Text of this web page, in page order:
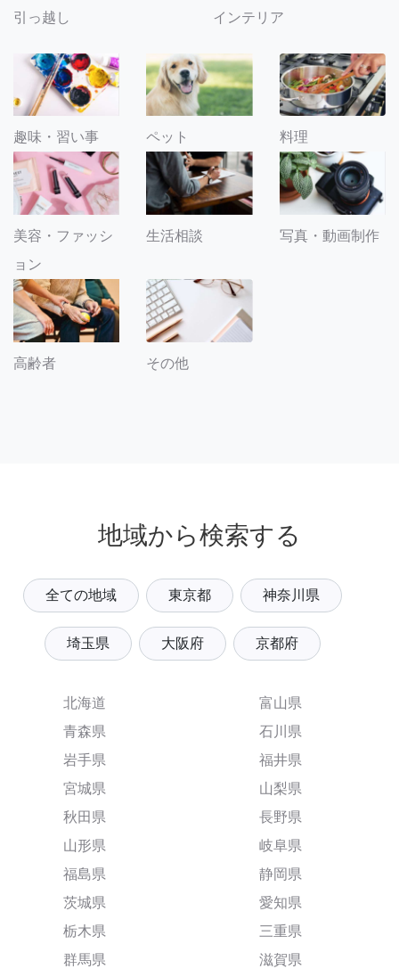
引っ越し インテリア
趣味・習い事 ペット 料理
美容・ファッシ
ョン
生活相談 写真・動画制作
高齢者 その他
地域から検索する
全ての地域 東京都 神奈川県
埼玉県 大阪府 京都府
北海道
青森県
岩手県
宮城県
秋田県
山形県
福島県
茨城県
栃木県
群馬県
富山県
石川県
福井県
山梨県
長野県
岐阜県
静岡県
愛知県
三重県
滋賀県